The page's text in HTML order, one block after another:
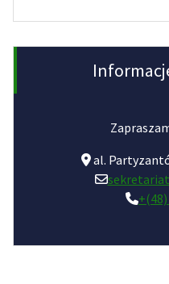
al.
+(48)